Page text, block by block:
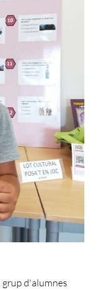
grup d'alumnes